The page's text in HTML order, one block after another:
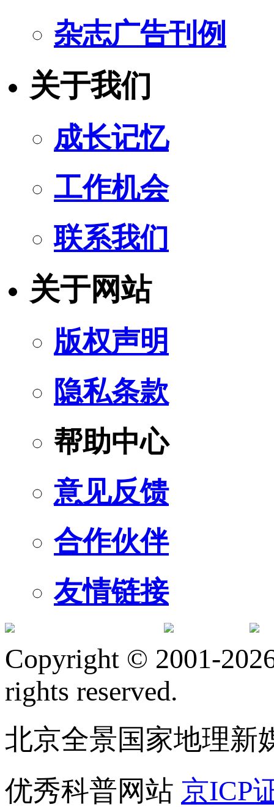
杂志广告刊例
关于我们
成长记忆
工作机会
联系我们
关于网站
版权声明
隐私条款
帮助中心
意见反馈
合作伙伴
友情链接
Copyright © 2001-
rights reserved.
北京全景国家地理新
优秀科普网站 京ICP